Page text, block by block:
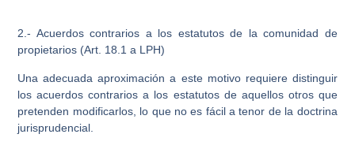
2.- Acuerdos contrarios a los estatutos de la comunidad de
propietarios (Art. 18.1 a LPH)
Una adecuada aproximación a este motivo requiere distinguir
los acuerdos contrarios a los estatutos de aquellos otros que
pretenden modificarlos, lo que no es fácil a tenor de la doctrina
jurisprudencial.